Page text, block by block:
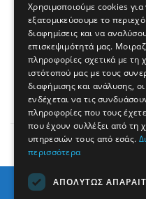
Επίσημη ανακοίνωση
Ξεκινούν τα έργα της
αγωγών
Χρησιμοποιούμε cookies για
εξατομικεύσουμε το
διαφημίσεις και να
επισκεψιμότητά μας.
πληροφορίες σχετικά με τη
ιστότοπού μας με τους
διαφήμισης και ανάλυσης,
ενδέχεται να τις
πληροφορίες που τους
που έχουν συλλέξει από τη
υπηρεσιών τους από εσάς.
περισσότερα
ΑΠΟΛΎΤΩΣ